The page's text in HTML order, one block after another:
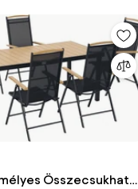
Összecsukható